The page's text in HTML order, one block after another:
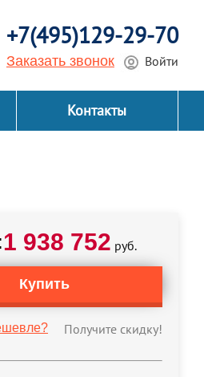
+7(495)129-29-70
Заказать звонок Войти
Контакты
1 938 752 руб.
Купить
Получите скидку!